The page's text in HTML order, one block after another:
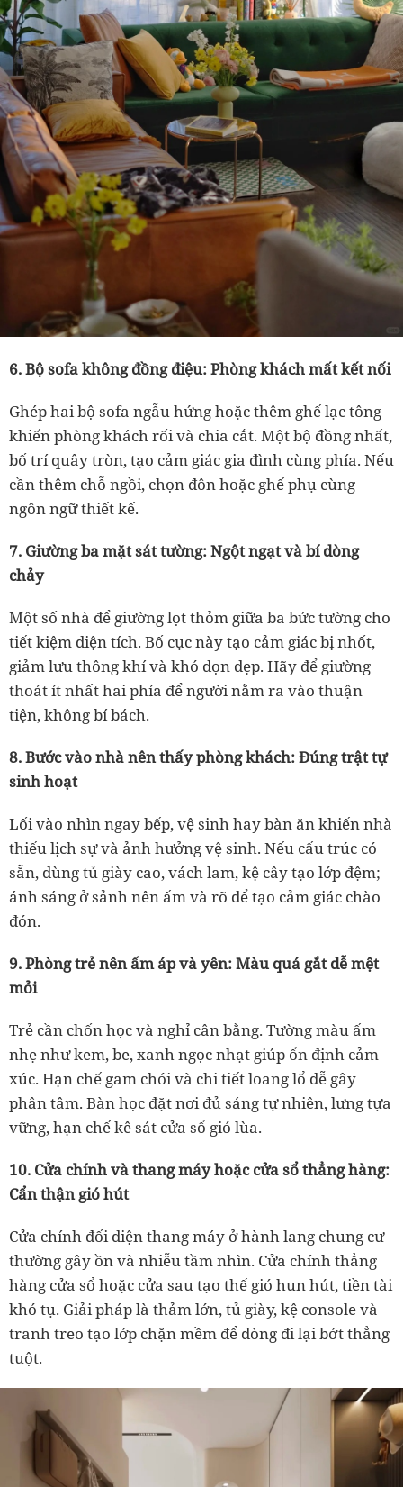
6. Bộ sofa không đồng điệu: Phòng khách mất kết nối
Ghép hai bộ sofa ngẫu hứng hoặc thêm ghế lạc tông
khiến phòng khách rối và chia cắt. Một bộ đồng nhất,
bố trí quây tròn, tạo cảm giác gia đình cùng phía. Nếu
cần thêm chỗ ngồi, chọn đôn hoặc ghế phụ cùng
ngôn ngữ thiết kế.
7. Giường ba mặt sát tường: Ngột ngạt và bí dòng
chảy
Một số nhà để giường lọt thỏm giữa ba bức tường cho
tiết kiệm diện tích. Bố cục này tạo cảm giác bị nhốt,
giảm lưu thông khí và khó dọn dẹp. Hãy để giường
thoát ít nhất hai phía để người nằm ra vào thuận
tiện, không bí bách.
8. Bước vào nhà nên thấy phòng khách: Đúng trật tự
sinh hoạt
Lối vào nhìn ngay bếp, vệ sinh hay bàn ăn khiến nhà
thiếu lịch sự và ảnh hưởng vệ sinh. Nếu cấu trúc có
sẵn, dùng tủ giày cao, vách lam, kệ cây tạo lớp đệm;
ánh sáng ở sảnh nên ấm và rõ để tạo cảm giác chào
đón.
9. Phòng trẻ nên ấm áp và yên: Màu quá gắt dễ mệt
mỏi
Trẻ cần chốn học và nghỉ cân bằng. Tường màu ấm
nhẹ như kem, be, xanh ngọc nhạt giúp ổn định cảm
xúc. Hạn chế gam chói và chi tiết loang lổ dễ gây
phân tâm. Bàn học đặt nơi đủ sáng tự nhiên, lưng tựa
vững, hạn chế kê sát cửa sổ gió lùa.
10. Cửa chính và thang máy hoặc cửa sổ thẳng hàng:
Cẩn thận gió hút
Cửa chính đối diện thang máy ở hành lang chung cư
thường gây ồn và nhiễu tầm nhìn. Cửa chính thẳng
hàng cửa sổ hoặc cửa sau tạo thế gió hun hút, tiền tài
khó tụ. Giải pháp là thảm lớn, tủ giày, kệ console và
tranh treo tạo lớp chặn mềm để dòng đi lại bớt thẳng
tuột.